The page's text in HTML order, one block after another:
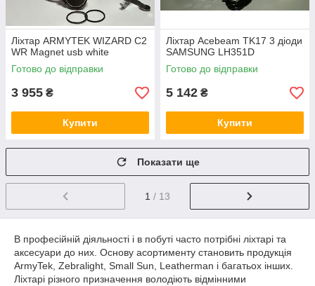
Ліхтар ARMYTEK WIZARD C2
WR Magnet usb white
Готово до відправки
3 955 ₴
Купити
Ліхтар Acebeam TK17 3 діоди
SAMSUNG LH351D
Готово до відправки
5 142 ₴
Купити
Показати ще
1 / 13
В професійній діяльності і в побуті часто потрібні ліхтарі та
аксесуари до них. Основу асортименту становить продукція
ArmyTek, Zebralight, Small Sun, Leatherman і багатьох інших.
Ліхтарі різного призначення володіють відмінними